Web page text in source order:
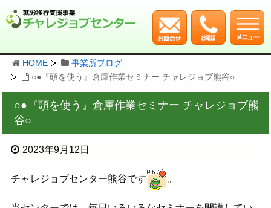
HOME
事業所ブログ
○●『頭を使う』倉庫作業セミナー チャレジョブ熊谷○
○●『頭を使う』倉庫作業セミナー チャレジョブ熊
谷○
2023年9月12日
チャレジョブセンター熊谷です